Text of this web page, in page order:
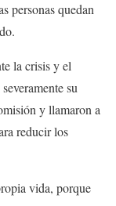
personas quedan
la crisis y el
su
y llamaron a
reducir los
vida, porque